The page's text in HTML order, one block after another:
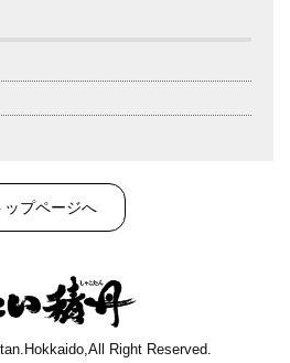
ップページへ
Right Reserved.